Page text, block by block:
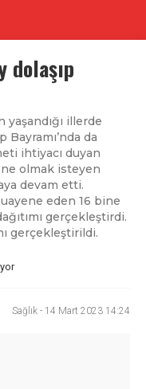
dolaşıp
yaşandığı illerde
Bayramı’nda da
ihtiyacı duyan
olmak isteyen
devam etti.
eden 16 bine
gerçekleştirdi.
gerçekleştirildi.
Sağlık - 14 Mart 2023 14:24